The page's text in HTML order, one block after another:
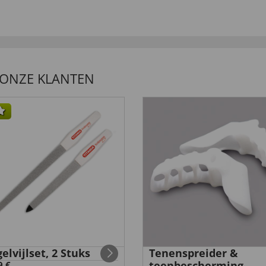
ne tient pas très bien
à ce qui était dit.”
KLANTEN
2 Stuks
Tenenspreider &